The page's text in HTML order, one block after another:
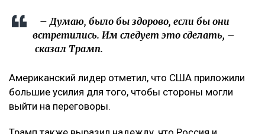
– Думаю, было бы здорово, если бы они
встретились. Им следует это сделать, –
сказал Трамп.
Американский лидер отметил, что США приложили
большие усилия для того, чтобы стороны могли
выйти на переговоры.